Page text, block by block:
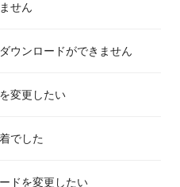
せん
ウンロードができません
変更したい
でした
ドを変更したい